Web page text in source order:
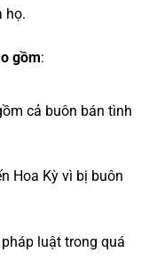
họ.
gồm:
cả buôn bán tình
Hoa Kỳ vì bị buôn
luật trong quá